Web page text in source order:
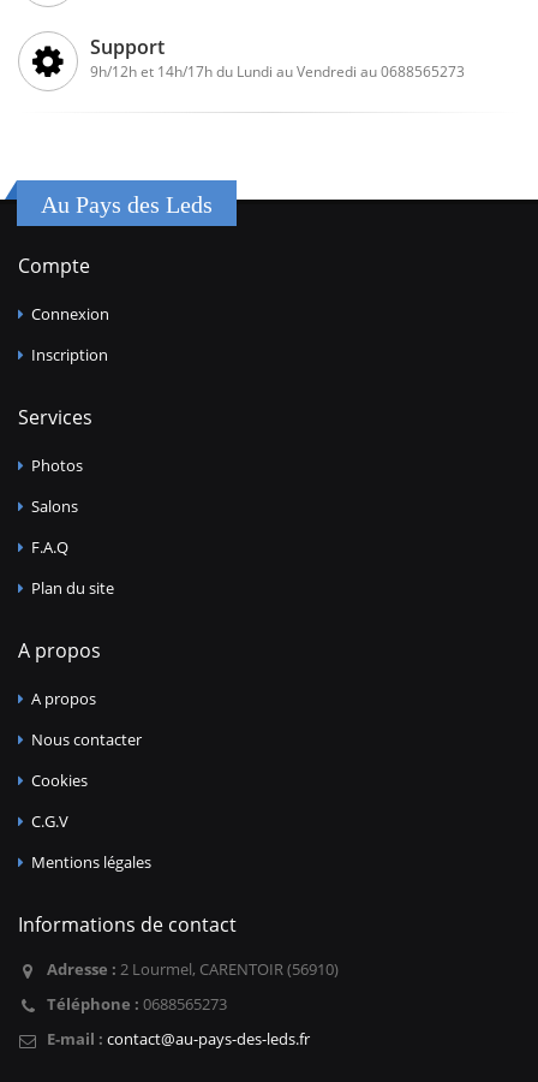
Support
9h/12h et 14h/17h du Lundi au Vendredi au 0688565273
Au Pays des Leds
Compte
Connexion
Inscription
Services
Photos
Salons
F.A.Q
Plan du site
A propos
A propos
Nous contacter
Cookies
C.G.V
Mentions légales
Informations de contact
Adresse : 2 Lourmel, CARENTOIR (56910)
Téléphone : 0688565273
E-mail : contact@au-pays-des-leds.fr